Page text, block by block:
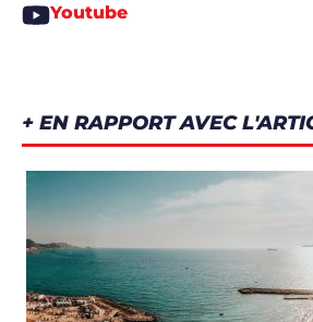
Youtube
+ EN RAPPORT AVEC